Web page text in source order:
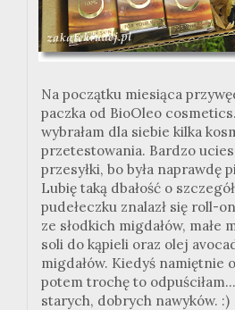
Na początku miesiąca
paczka od BioOleo
wybrałam dla siebie kilka
przetestowania. Bardzo
przesyłki, bo była naprawdę
Lubię taką dbałość o
pudełeczku znalazł się roll-
ze słodkich migdałów, małe
soli do kąpieli oraz olej
migdałów. Kiedyś namiętnie
potem trochę to
starych, dobrych nawyków. :)